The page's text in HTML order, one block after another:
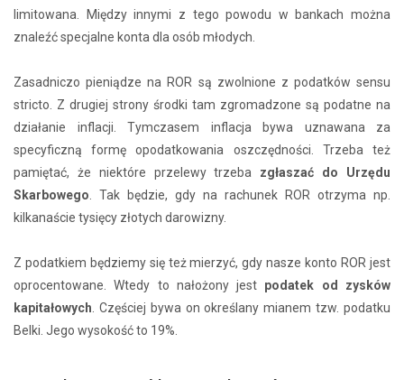
limitowana. Między innymi z tego powodu w bankach można
znaleźć specjalne konta dla osób młodych.
Zasadniczo pieniądze na ROR są zwolnione z podatków sensu
stricto. Z drugiej strony środki tam zgromadzone są podatne na
działanie inflacji. Tymczasem inflacja bywa uznawana za
specyficzną formę opodatkowania oszczędności. Trzeba też
pamiętać, że niektóre przelewy trzeba zgłaszać do Urzędu
Skarbowego . Tak będzie, gdy na rachunek ROR otrzyma np.
kilkanaście tysięcy złotych darowizny.
Z podatkiem będziemy się też mierzyć, gdy nasze konto ROR jest
oprocentowane. Wtedy to nałożony jest podatek od zysków
kapitałowych . Częściej bywa on określany mianem tzw. podatku
Belki. Jego wysokość to 19%.